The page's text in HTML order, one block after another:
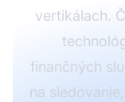
vertikálach.
finančných
na